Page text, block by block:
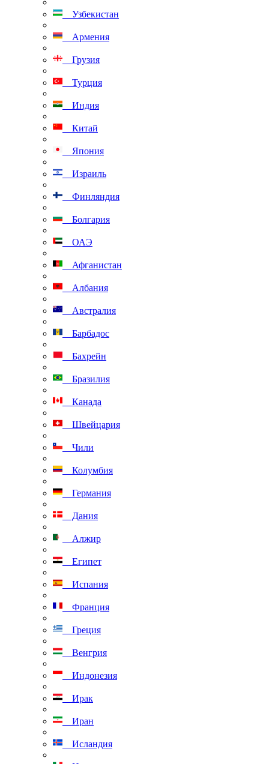
Узбекистан
Армения
Грузия
Турция
Индия
Китай
Япония
Израиль
Финляндия
Болгария
ОАЭ
Афганистан
Албания
Австралия
Барбадос
Бахрейн
Бразилия
Канада
Швейцария
Чили
Колумбия
Германия
Дания
Алжир
Египет
Испания
Франция
Греция
Венгрия
Индонезия
Ирак
Иран
Исландия